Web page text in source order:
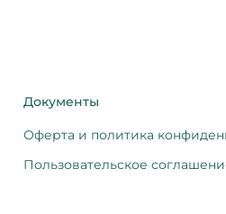
Документы
Оферта и политика
Пользовательское